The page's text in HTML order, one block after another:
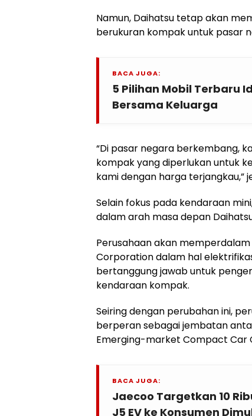
Namun, Daihatsu tetap akan
berukuran kompak untuk pasar
BACA JUGA:
5 Pilihan Mobil Terbaru
Bersama Keluarga
“Di pasar negara berkembang,
kompak yang diperlukan untuk
kami dengan harga terjangkau,”
Selain fokus pada kendaraan
dalam arah masa depan
Perusahaan akan
Corporation dalam hal
bertanggung jawab untuk
kendaraan kompak.
Seiring dengan perubahan ini,
berperan sebagai jembatan
Emerging-market Compact Car
BACA JUGA:
Jaecoo Targetkan 10
J5 EV ke Konsumen